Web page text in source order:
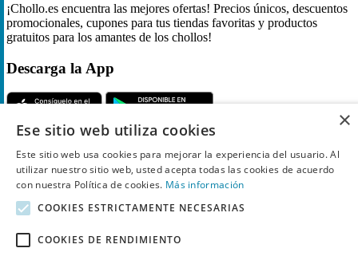
¡Chollo.es encuentra las mejores ofertas! Precios únicos, descuentos
promocionales, cupones para tus tiendas favoritas y productos
gratuitos para los amantes de los chollos!
Descarga la App
Síguenos
Chollo
Inicio
×
Ese sitio web utiliza cookies
Este sitio web usa cookies para mejorar la experiencia del usuario. Al
utilizar nuestro sitio web, usted acepta todas las cookies de acuerdo
con nuestra Política de cookies. Más información
COOKIES ESTRICTAMENTE NECESARIAS
COOKIES DE RENDIMIENTO